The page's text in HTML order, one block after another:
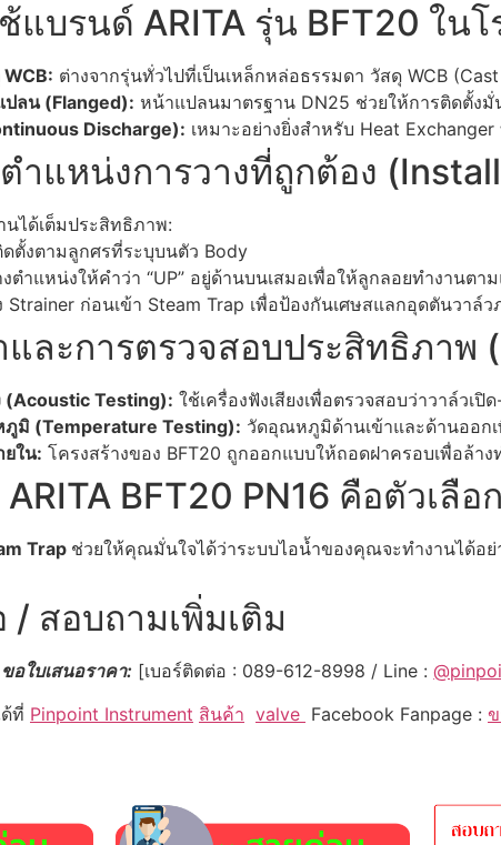
แบรนด์ ARITA รุ่น BFT20 ใน
ต่างจากรุ่นทั่วไปที่เป็นเหล็กหล่อธรรมดา วัสดุ WCB
ปลน (Flanged): หน้าแปลนมาตรฐาน DN25 ช่วยให้การติดตั้งมั่
Discharge): เหมาะอย่างยิ่งสำหรับ Heat
ำแหน่งการวางที่ถูกต้อง
นได้เต็มประสิทธิภาพ:
ดตั้งตามลูกศรที่ระบุบนตัว Body
งตำแหน่งให้คำว่า “UP” อยู่ด้านบนเสมอเพื่อให้ลูกลอยทำงานตา
Strainer ก่อนเข้า Steam Trap เพื่อป้องกันเศษสแลกอุดตันวาล์ว
และการตรวจสอบประสิทธิภา
(Acoustic Testing): ใช้เครื่องฟังเสียงเพื่อตรวจสอบว่าวาล์วเ
ภูมิ (Temperature Testing): วัดอุณหภูมิด้านเข้าและด้านออก
ใน: โครงสร้างของ BFT20 ถูกออกแบบให้ถอดฝาครอบเพื่อล้า
BFT20 PN16 คือตัวเลื
Trap ช่วยให้คุณมั่นใจได้ว่าระบบไอน้ำของคุณจะทำงานได้อย่
/ สอบถามเพิ่มเติม
อใบเสนอราคา: [เบอร์ติดต่อ : 089-612-8998 / Line :
ที่ Pinpoint Instrument สินค้า valve Facebook Fanpage :